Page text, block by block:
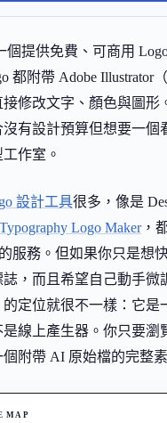
個提供免費、可商用
都附帶 Adobe Illustrator
修改文字、顏色與圖形
有設計預算但想要一個
作室。
設計工具很多，像是
Typography Logo Maker，
服務。但如果你只是想
，而且希望自己動手微
的定位就很不一樣：它是
線上產生器。你只要瀏
附帶 AI 原始檔的完整
MAP